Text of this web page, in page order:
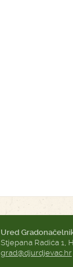
Ured
Stjepana Radića 1,
grad@djurdjevac.hr